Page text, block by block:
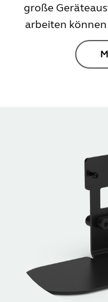
große
arbeiten können